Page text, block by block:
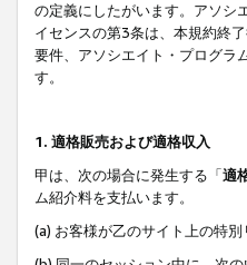
の定義にしたがいます。アソシ
イセンスの第3条は、本規約終
要件、アソシエイト・プログラ
す。
1. 適格販売および適格収入
甲は、次の場合に発生する「適
ム紹介料を支払います。
(a) お客様が乙のサイト上の特